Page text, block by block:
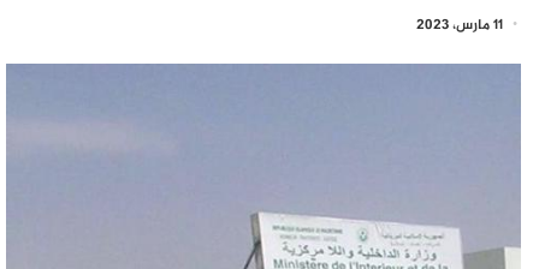
11 مارس، 2023